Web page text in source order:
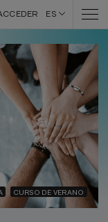
ES
CURSO DE VERANO